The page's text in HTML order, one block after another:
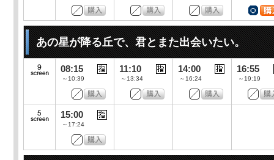
あの星が降る丘で、君とまた出会いたい。
08:15
～10:39
11:10
～13:34
14:00
～16:24
16:55
～19:19
15:00
～17:24